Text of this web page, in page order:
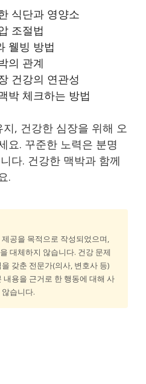
식단과 영양소
조절법
웰빙 방법
의 관계
건강의 연관성
박 체크하는 방법
, 건강한 심장을 위해 오
요. 꾸준한 노력은 분명
다. 건강한 맥박과 함께
.
공을 목적으로 작성되었으며,
대체하지 않습니다. 건강 문제
갖춘 전문가(의사, 변호사 등)
내용을 근거로 한 행동에 대해 사
습니다.